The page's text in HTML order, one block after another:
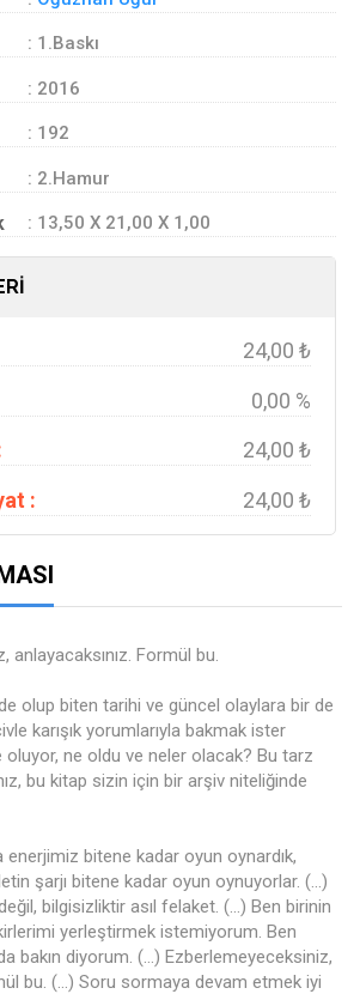
: 1.Baskı
: 2016
: 192
: 2.Hamur
: 13,50 X 21,00 X 1,00
24,00 ₺
0,00 %
24,00 ₺
:
24,00 ₺
anlayacaksınız. Formül bu.
olup biten tarihi ve güncel olaylara bir de
karışık yorumlarıyla bakmak ister
oluyor, ne oldu ve neler olacak? Bu tarz
bu kitap sizin için bir arşiv niteliğinde
bitene kadar oyun oynardık,
şarjı bitene kadar oyun oynuyorlar. (…)
bilgisizliktir asıl felaket. (…) Ben birinin
yerleştirmek istemiyorum. Ben
bakın diyorum. (…) Ezberlemeyeceksiniz,
bu. (…) Soru sormaya devam etmek iyi